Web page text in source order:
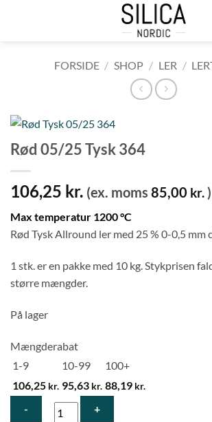
FORSIDE / SHOP / LER /
Rød 05/25 Tysk 364
106,25 kr. (ex. moms 85,00 kr.)
Max temperatur 1200 °C
Rød Tysk Allround ler med 25 % 0-0,5 mm
1 stk. er en pakke med 10 kg. Stykprisen
større mængder.
På lager
Mængderabat
1-9
10-99
100+
106,25 kr. 95,63 kr. 88,19 kr.